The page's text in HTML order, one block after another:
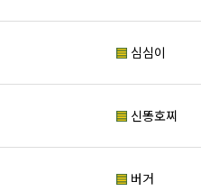
심심이
신똥호찌
버거